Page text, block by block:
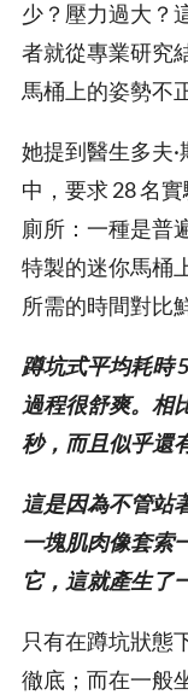
少？壓力過大？
者就從專業研究
馬桶上的姿勢不
她提到醫生多夫
中，要求 28 名
廁所：一種是普
特製的迷你馬桶
所需的時間對比
蹲坑式平均耗時
過程很舒爽。相
秒，而且似乎還
這是因為不管站
一塊肌肉像套索
它，這就產生了
只有在蹲坑狀態
徹底；而在一般